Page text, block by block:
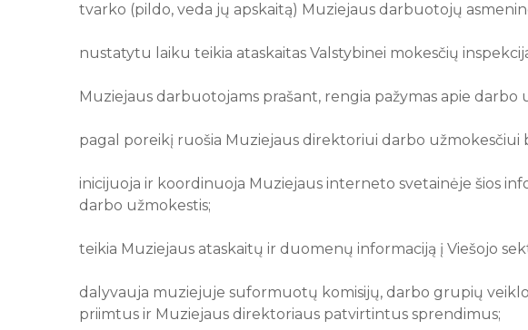
tvarko (pildo, veda jų apskaitą) Muziejaus darbuotojų
nustatytu laiku teikia ataskaitas Valstybinei mokesčių
Muziejaus darbuotojams prašant, rengia pažymas apie darbo
pagal poreikį ruošia Muziejaus direktoriui darbo
inicijuoja ir koordinuoja Muziejaus interneto svetainėje šios
darbo užmokestis;
teikia Muziejaus ataskaitų ir duomenų informaciją į Viešojo
dalyvauja muziejuje suformuotų komisijų, darbo grupių
priimtus ir Muziejaus direktoriaus patvirtintus sprendimus;